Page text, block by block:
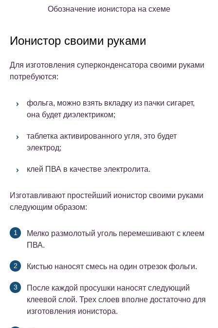
Обозначение ионистора на схеме
Ионистор своими руками
Для изготовления суперконденсатора своими руками
потребуются:
фольга, можно взять вкладку из пачки сигарет,
она будет диэлектриком;
таблетка активированного угля, это будет
электрод;
клей ПВА в качестве электролита.
Изготавливают простейший ионистор своими руками
следующим образом:
Мелко размолотый уголь перемешивают с клеем
ПВА.
Кистью наносят смесь на один отрезок фольги.
После каждой просушки наносят следующий
клеевой слой. Трех слоев вполне достаточно для
изготовления ионистора.